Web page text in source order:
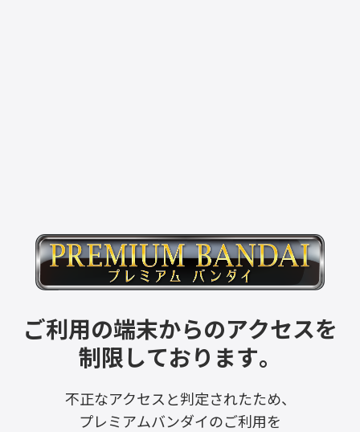
ご利用の端末からのアクセスを
制限しております。
不正なアクセスと判定されたため、
プレミアムバンダイのご利用を